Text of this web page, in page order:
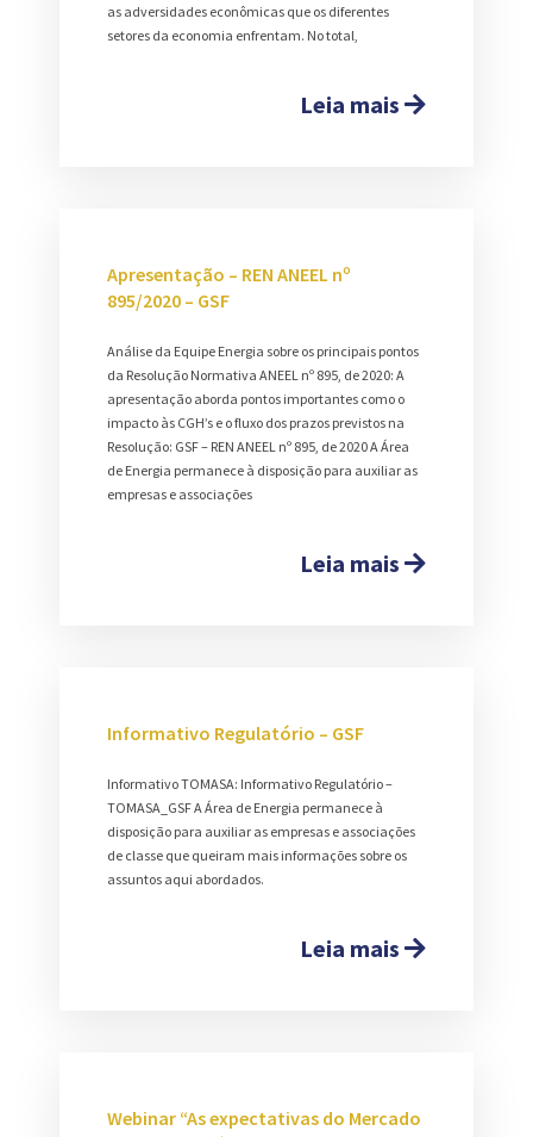
as adversidades econômicas que os diferentes
setores da economia enfrentam. No total,
Leia mais
Apresentação – REN ANEEL nº
895/2020 – GSF
Análise da Equipe Energia sobre os principais pontos
da Resolução Normativa ANEEL nº 895, de 2020: A
apresentação aborda pontos importantes como o
impacto às CGH’s e o fluxo dos prazos previstos na
Resolução: GSF – REN ANEEL nº 895, de 2020 A Área
de Energia permanece à disposição para auxiliar as
empresas e associações
Leia mais
Informativo Regulatório – GSF
Informativo TOMASA: Informativo Regulatório –
TOMASA_GSF A Área de Energia permanece à
disposição para auxiliar as empresas e associações
de classe que queiram mais informações sobre os
assuntos aqui abordados.
Leia mais
Webinar “As expectativas do Mercado